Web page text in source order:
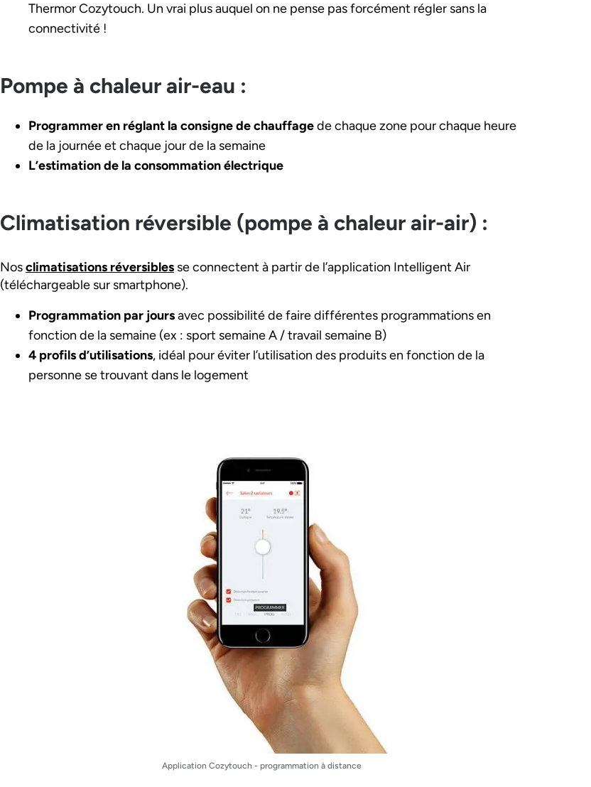
Thermor Cozytouch. Un vrai plus auquel on ne pense pas forcément régler sans la
connectivité !
Pompe à chaleur air-eau :
Programmer en réglant la consigne de chauffagede chaque zone pour chaque heure
de la journée et chaque jour de la semaine
L’estimation de la consommation électrique
Climatisation réversible (pompe à chaleur air-air) :
Nosclimatisations réversibles se connectent à partir de l’application Intelligent Air
(téléchargeable sur smartphone).
Programmation par joursavec possibilité de faire différentes programmations en
fonction de la semaine (ex : sport semaine A / travail semaine B)
4 profils d’utilisations, idéal pour éviter l’utilisation des produits en fonction de la
personne se trouvant dans le logement
Application Cozytouch - programmation à distance